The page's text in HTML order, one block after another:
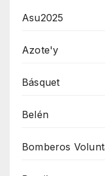
Asu2025
Azote'y
Básquet
Belén
Bomberos